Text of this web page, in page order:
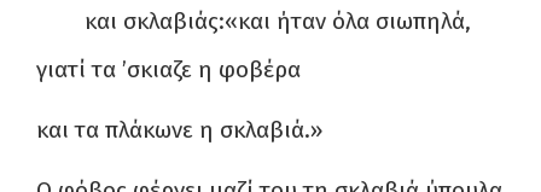
και σκλαβιάς:«και ήταν όλα σιωπηλά,
γιατί τα ’σκιαζε η φοβέρα
και τα πλάκωνε η σκλαβιά.»